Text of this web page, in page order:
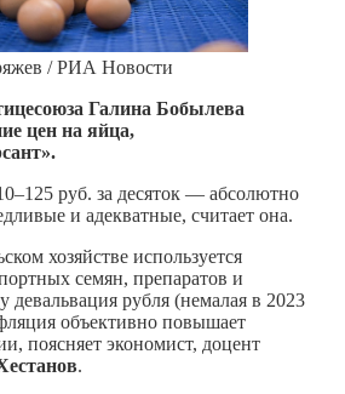
/ РИА Новости
Галина Бобылева
цен на яйца,
руб. за десяток — абсолютно
и адекватные, считает она.
хозяйстве используется
семян, препаратов и
рубля (немалая в 2023
объективно повышает
поясняет экономист, доцент
.